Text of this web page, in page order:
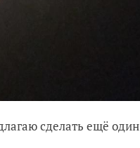
сделать ещё один